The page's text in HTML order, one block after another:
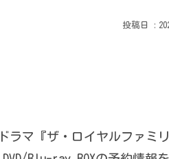
ラマ『ザ・ロイヤルファミリ